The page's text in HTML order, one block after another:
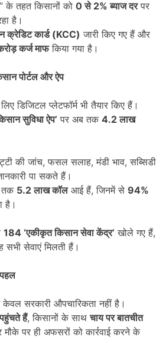
” के तहत किसानों को 0से 2%ब्याज दरपर
है।
क्रेडिट कार्ड (KCC) जारी किए गए हैं और
कर्ज माफकिया गया है।
पोर्टल और ऐप
डिजिटल प्लेटफॉर्म भी तैयार किए हैं।
सुविधा ऐप’ पर अब तक 4.2लाख
की जांच, फसल सलाह, मंडी भाव, सब्सिडी
पा सकते हैं।
तक 5.2लाख कॉलआई हैं, जिनमें से 94%
है।
184 ‘एकीकृत किसान सेवा केंद्र’ खोले गए हैं,
सभी सेवाएं मिलती हैं।
सरकारी औपचारिकता नहीं है।
हैं, किसानों के साथचाय पर बातचीत
पर ही अफसरों को कार्रवाई करने के